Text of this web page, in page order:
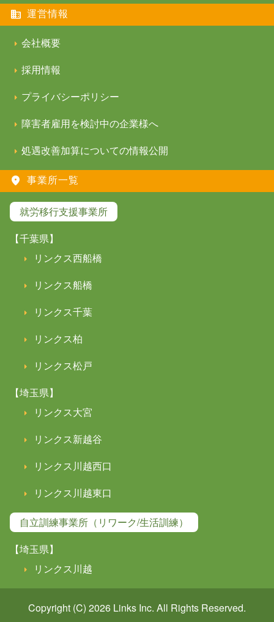
運営情報
会社概要
採用情報
プライバシーポリシー
障害者雇用を検討中の企業様へ
処遇改善加算についての情報公開
事業所一覧
就労移行支援事業所
【千葉県】
リンクス西船橋
リンクス船橋
リンクス千葉
リンクス柏
リンクス松戸
【埼玉県】
リンクス大宮
リンクス新越谷
リンクス川越西口
リンクス川越東口
自立訓練事業所（リワーク/生活訓練）
【埼玉県】
リンクス川越
Copyright (C) 2026 Links Inc. All Rights Reserved.